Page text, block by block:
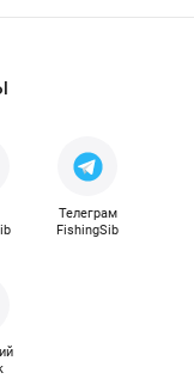
Телеграм
FishingSib